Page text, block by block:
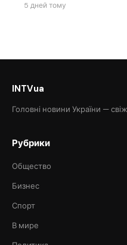
5 дней тому
INTVua
Головні новини України —
Рубрики
Общество
Бизнес
Спорт
В мире